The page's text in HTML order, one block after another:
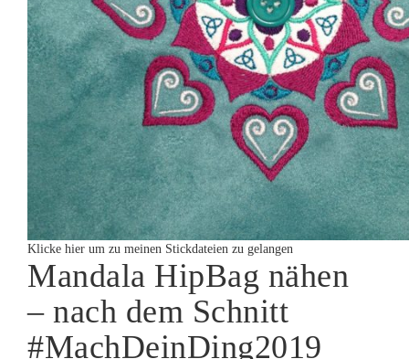
Klicke hier um zu meinen Stickdateien zu gelangen
Mandala HipBag nähen
– nach dem Schnitt
#MachDeinDing2019